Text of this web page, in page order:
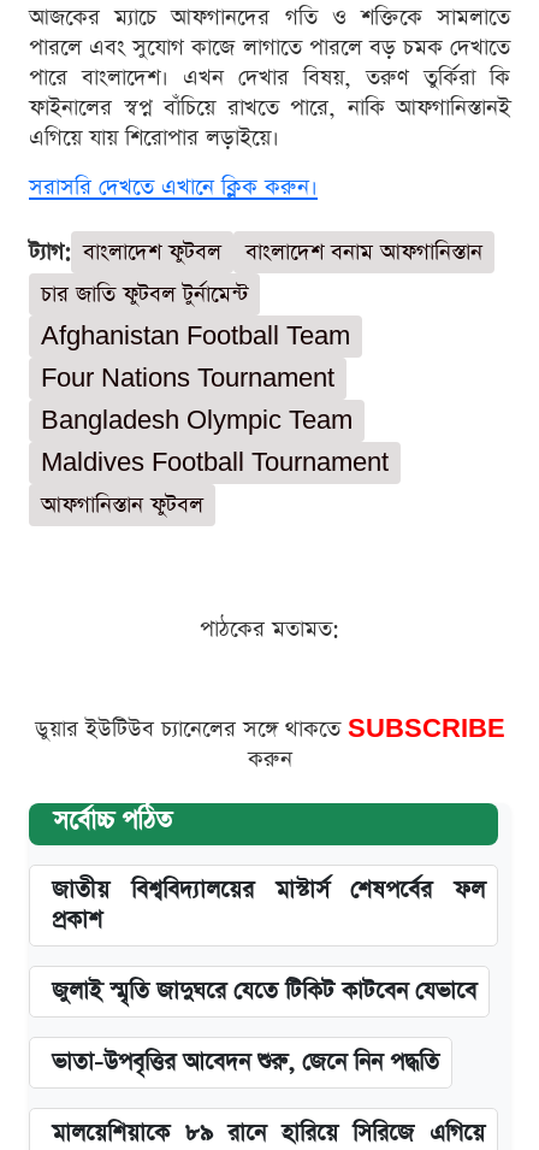
আজকের ম্যাচে আফগানদের গতি ও শক্তিকে সামলাতে
পারলে এবং সুযোগ কাজে লাগাতে পারলে বড় চমক দেখাতে
পারে বাংলাদেশ। এখন দেখার বিষয়, তরুণ তুর্কিরা কি
ফাইনালের স্বপ্ন বাঁচিয়ে রাখতে পারে, নাকি আফগানিস্তানই
এগিয়ে যায় শিরোপার লড়াইয়ে।
সরাসরি দেখতে এখানে ক্লিক করুন।
ট্যাগ: বাংলাদেশ ফুটবল
বাংলাদেশ বনাম আফগানিস্তান
চার জাতি ফুটবল টুর্নামেন্ট
Afghanistan Football Team
Four Nations Tournament
Bangladesh Olympic Team
Maldives Football Tournament
আফগানিস্তান ফুটবল
পাঠকের মতামত:
ডুয়ার ইউটিউব চ্যানেলের সঙ্গে থাকতে SUBSCRIBE
করুন
সর্বোচ্চ পঠিত
জাতীয় বিশ্ববিদ্যালয়ের মাস্টার্স শেষপর্বের ফল
প্রকাশ
জুলাই স্মৃতি জাদুঘরে যেতে টিকিট কাটবেন যেভাবে
ভাতা-উপবৃত্তির আবেদন শুরু, জেনে নিন পদ্ধতি
মালয়েশিয়াকে ৮৯ রানে হারিয়ে সিরিজে এগিয়ে